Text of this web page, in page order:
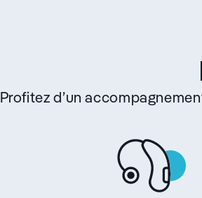
Profitez d’un